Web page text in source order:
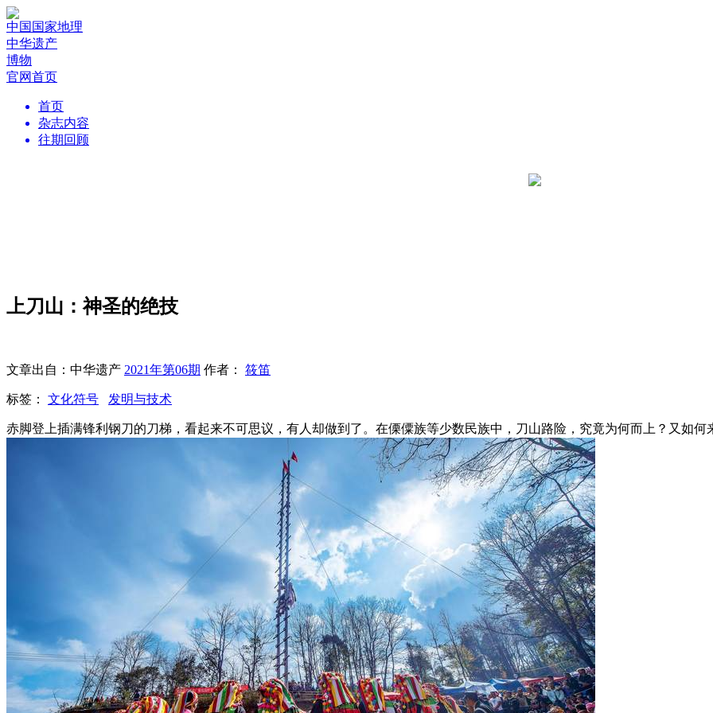
中国国家地理
中华遗产
博物
官网首页
首页
杂志内容
往期回顾
上刀山：神圣的绝技
文章出自：中华遗产 2021年第06期 作者： 筱笛
标签： 文化符号 发明与技术
赤脚登上插满锋利钢刀的刀梯，看起来不可思议，有人却做到了。在傈僳族等少数民族中，刀山路险，究竟为何而上？又如何